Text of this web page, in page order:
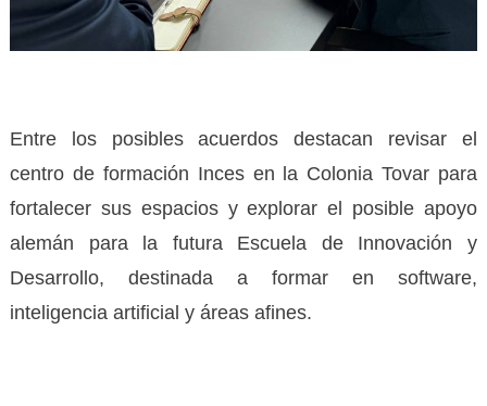
Entre los posibles acuerdos destacan revisar el
centro de formación Inces en la Colonia Tovar para
fortalecer sus espacios y explorar el posible apoyo
alemán para la futura Escuela de Innovación y
Desarrollo, destinada a formar en software,
inteligencia artificial y áreas afines.